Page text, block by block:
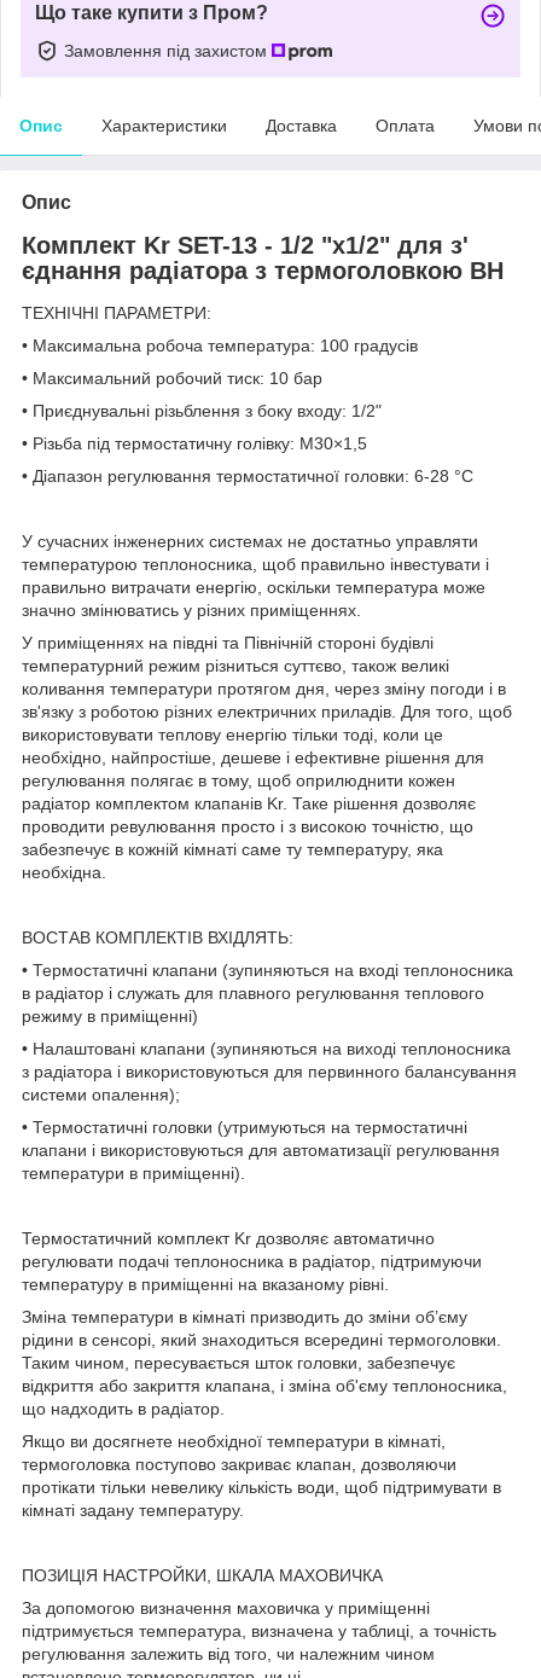
Що таке купити з Пром?
Замовлення під захистом
Опис Характеристики Доставка Оплата Умови
Опис
Комплект Kr SET-13 - 1/2 "x1/2" для з'
єднання радіатора з термоголовкою ВН
ТЕХНІЧНІ ПАРАМЕТРИ:
• Максимальна робоча температура: 100 градусів
• Максимальний робочий тиск: 10 бар
• Приєднувальні різьблення з боку входу: 1/2"
• Різьба під термостатичну голівку: М30×1,5
• Діапазон регулювання термостатичної головки: 6-28 °C
У сучасних інженерних системах не достатньо управляти
температурою теплоносника, щоб правильно інвестувати і
правильно витрачати енергію, оскільки температура може
значно змінюватись у різних приміщеннях.
У приміщеннях на півдні та Північній стороні будівлі
температурний режим різниться суттєво, також великі
коливання температури протягом дня, через зміну погоди і в
зв'язку з роботою різних електричних приладів. Для того, щоб
використовувати теплову енергію тільки тоді, коли це
необхідно, найпростіше, дешеве і ефективне рішення для
регулювання полягає в тому, щоб оприлюднити кожен
радіатор комплектом клапанів Kr. Таке рішення дозволяє
проводити ревулювання просто і з високою точністю, що
забезпечує в кожній кімнаті саме ту температуру, яка
необхідна.
ВОСТАВ КОМПЛЕКТІВ ВХІДЛЯТЬ:
• Термостатичні клапани (зупиняються на вході теплоносника
в радіатор і служать для плавного регулювання теплового
режиму в приміщенні)
• Налаштовані клапани (зупиняються на виході теплоносника
з радіатора і використовуються для первинного балансування
системи опалення);
• Термостатичні головки (утримуються на термостатичні
клапани і використовуються для автоматизації регулювання
температури в приміщенні).
Термостатичний комплект Kr дозволяє автоматично
регулювати подачі теплоносника в радіатор, підтримуючи
температуру в приміщенні на вказаному рівні.
Зміна температури в кімнаті призводить до зміни об’єму
рідини в сенсорі, який знаходиться всередині термоголовки.
Таким чином, пересувається шток головки, забезпечує
відкриття або закриття клапана, і зміна об'єму теплоносника,
що надходить в радіатор.
Якщо ви досягнете необхідної температури в кімнаті,
термоголовка поступово закриває клапан, дозволяючи
протікати тільки невелику кількість води, щоб підтримувати в
кімнаті задану температуру.
ПОЗИЦІЯ НАСТРОЙКИ, ШКАЛА МАХОВИЧКА
За допомогою визначення маховичка у приміщенні
підтримується температура, визначена у таблиці, а точність
регулювання залежить від того, чи належним чином